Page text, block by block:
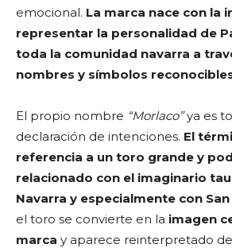
emocional. La marca nace con la
representar la personalidad de
toda la comunidad navarra a
nombres y símbolos
El propio nombre “Morlaco”ya es
declaración de intenciones. El
referencia a un toro grande y
relacionado con el imaginario
Navarra y especialmente con
el toro se convierte en la imagen
marca y aparece reinterpretado